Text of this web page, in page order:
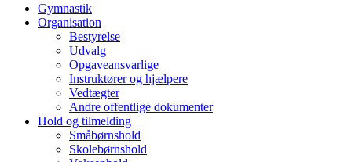
Gymnastik
Organisation
Bestyrelse
Udvalg
Opgaveansvarlige
Instruktører og hjælpere
Vedtægter
Andre offentlige dokumenter
Hold og tilmelding
Småbørnshold
Skolebørnshold